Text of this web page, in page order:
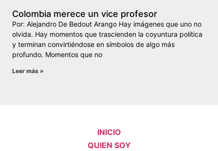
Colombia merece un vice profesor
Por: Alejandro De Bedout Arango Hay imágenes que uno no
olvida. Hay momentos que trascienden la coyuntura política
y terminan convirtiéndose en símbolos de algo más
profundo. Momentos que no
Leer más »
INICIO
QUIEN SOY